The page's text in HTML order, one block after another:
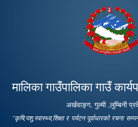
main
content
मालिका गाउँपालिका गाउँ
अर्खवाङ्ग, गुल्मी ,लुम्बिनी
"कृषि,पशु,स्वास्थ्य,शिक्षा र पर्यटन पूर्वाधारको रचना